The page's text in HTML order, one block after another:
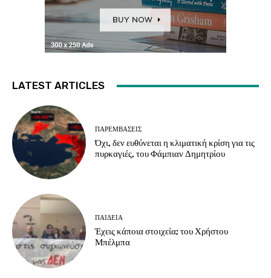
LATEST ARTICLES
ΠΑΡΕΜΒΑΣΕΙΣ
Όχι, δεν ευθύνεται η κλιματική κρίση για τις
πυρκαγιές, του Φάμπιαν Δημητρίου
ΠΑΙΔΕΙΑ
Έχεις κάποια στοιχεία; του Χρήστου
Μπέλμπα